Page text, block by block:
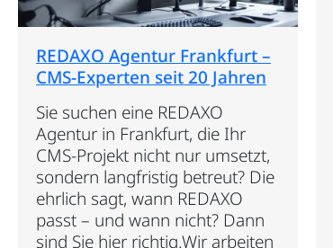
REDAXO Agentur Frankfurt –
CMS-Experten seit 20 Jahren
Sie suchen eine REDAXO
Agentur in Frankfurt, die Ihr
CMS-Projekt nicht nur umsetzt,
sondern langfristig betreut? Die
ehrlich sagt, wann REDAXO
passt – und wann nicht? Dann
sind Sie hier richtig.Wir arbeiten